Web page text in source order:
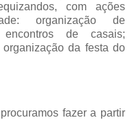
com ações
organização de
de casais;
da festa do
fazer a partir